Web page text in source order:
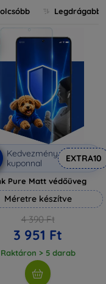
Legdrágabb
Kedvezmény
kuponnal
EXTRA10
Pure Matt védőüveg
Méretre készítve
4 390 Ft
3 951 Ft
Raktáron > 5 darab